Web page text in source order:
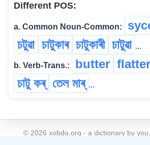
Different POS:
a. Common Noun-Common:
চটুৱা চাটুকাৰ চাটুকাৰী চাটুৱা ...
b. Verb-Trans.: butter flatter
চাটু কৰ্ তেল মাৰ্ ...
© 2026 xobdo.org - a dictionary by